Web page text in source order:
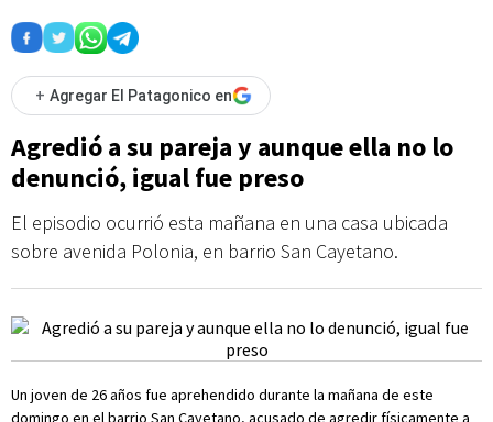
+ Agregar El Patagonico en
Agredió a su pareja y aunque ella no lo
denunció, igual fue preso
El episodio ocurrió esta mañana en una casa ubicada
sobre avenida Polonia, en barrio San Cayetano.
Un joven de 26 años fue aprehendido durante la mañana de este
domingo en el barrio San Cayetano, acusado de agredir físicamente a